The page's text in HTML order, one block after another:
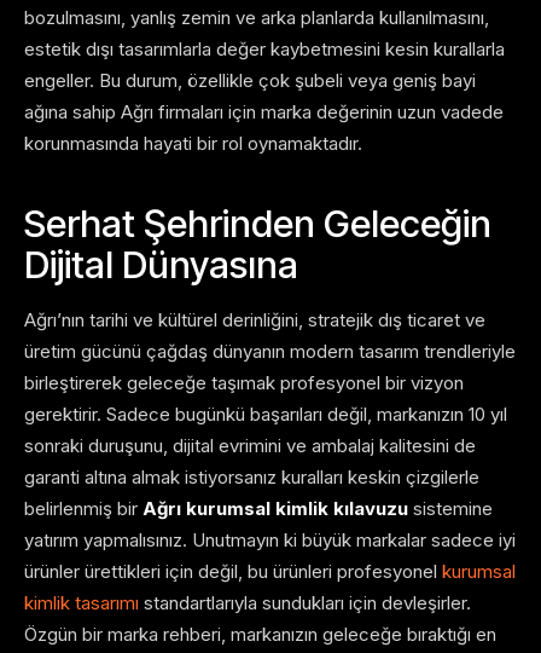
bozulmasını, yanlış zemin ve arka planlarda kullanılmasını,
estetik dışı tasarımlarla değer kaybetmesini kesin kurallarla
engeller. Bu durum, özellikle çok şubeli veya geniş bayi
ağına sahip Ağrı firmaları için marka değerinin uzun vadede
korunmasında hayati bir rol oynamaktadır.
Serhat Şehrinden Geleceğin
Dijital Dünyasına
Ağrı’nın tarihi ve kültürel derinliğini, stratejik dış ticaret ve
üretim gücünü çağdaş dünyanın modern tasarım trendleriyle
birleştirerek geleceğe taşımak profesyonel bir vizyon
gerektirir. Sadece bugünkü başarıları değil, markanızın 10 yıl
sonraki duruşunu, dijital evrimini ve ambalaj kalitesini de
garanti altına almak istiyorsanız kuralları keskin çizgilerle
belirlenmiş bir Ağrı kurumsal kimlik kılavuzu sistemine
yatırım yapmalısınız. Unutmayın ki büyük markalar sadece iyi
ürünler ürettikleri için değil, bu ürünleri profesyonel kurumsal
kimlik tasarımı standartlarıyla sundukları için devleşirler.
Özgün bir marka rehberi, markanızın geleceğe bıraktığı en